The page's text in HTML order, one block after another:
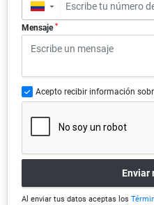
▼
Mensaje *
Acepto recibir información
Enviar
Al enviar tus datos aceptas los